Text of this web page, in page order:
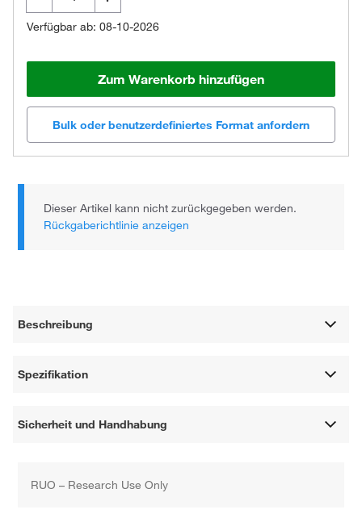
Verfügbar ab: 08-10-2026
Zum Warenkorb hinzufügen
Bulk oder benutzerdefiniertes Format anfordern
Dieser Artikel kann nicht zurückgegeben werden.
Rückgaberichtlinie anzeigen
Beschreibung
Spezifikation
Sicherheit und Handhabung
RUO – Research Use Only